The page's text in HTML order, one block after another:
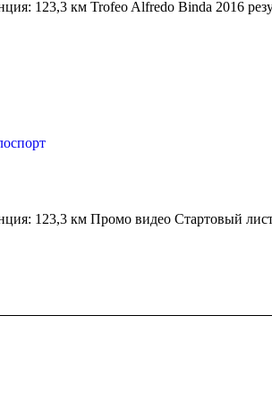
123,3 км Trofeo Alfredo Binda 2016
123,3 км Промо видео Стартовый